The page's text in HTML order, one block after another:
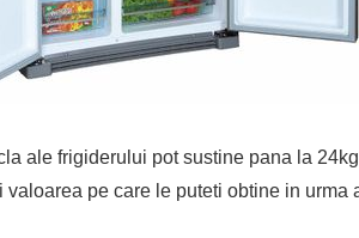
ale frigiderului pot sustine pana la
valoarea pe care le puteti obtine in